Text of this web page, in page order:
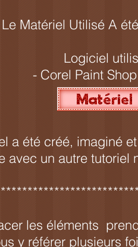
Matériel Utilisé A
Logiciel
- Corel Paint
a été créé, imaginé
avec un autre
les éléments
y référer plusieurs